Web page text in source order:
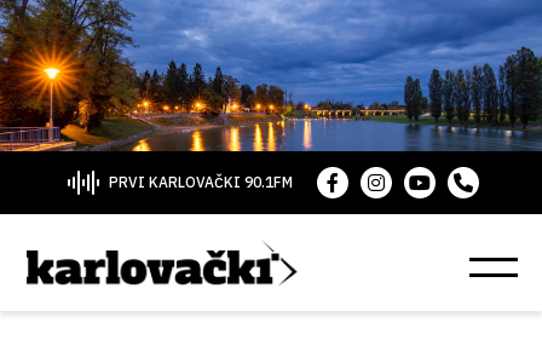
PRVI KARLOVAČKI 90.1FM